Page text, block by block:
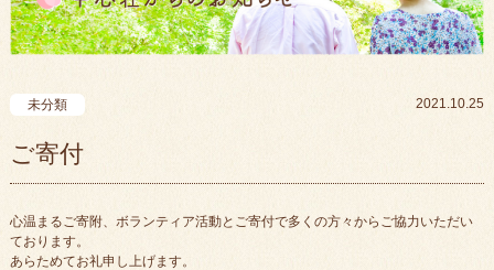
未分類 2021.10.25
ご寄付
心温まるご寄附、ボランティア活動とご寄付で多くの方々からご協力いただい
ております。
あらためてお礼申し上げます。